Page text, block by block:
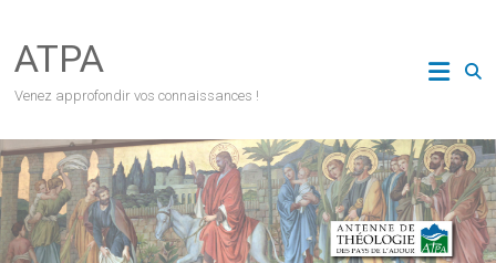
content
ATPA
Venez approfondir vos connaissances !